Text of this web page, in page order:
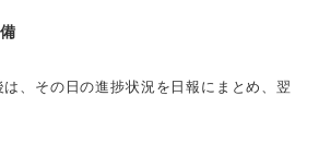
、その日の進捗状況を日報にまとめ、翌